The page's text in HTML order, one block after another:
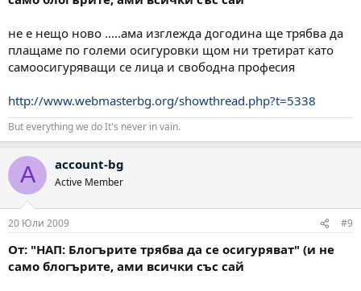
не е нещо ново .....ама изглежда догодина ще трябва да
плащаме по големи осигуровки щом ни третират като
самоосигуряващи се лица и свободна професия
http://www.webmasterbg.org/showthread.php?t=5338
But everything we do It's never in vain.
A account-bg
Active Member
20 Юли 2009 #9
От: "НАП: Блогърите трябва да се осигуряват" (и не
само блогърите, ами всички със сай